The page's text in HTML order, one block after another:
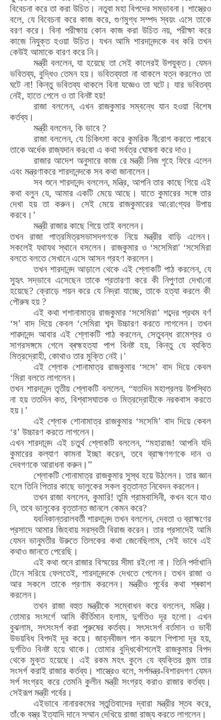
বিবেচনা করে তা করা উচিত। নতুবা মহা বিপদের সম্ভাবনা। শাস্ত্রেও
বলে, যে বিবেচনা করে কাজ করে, গুণমুগ্ধ সম্পদ স্বয়ং এসে তাকে
বরণ করে। বিনা পরীক্ষায় কোন কাজ করা উচিত নয়, পরীক্ষা করে
কাজে নিযুক্ত হওয়া উচিত। যখন আমি শারদানন্দকে বধ করি তখন
কেউই আমাকে বারণ করে নি।
মন্ত্রী বললেন,যা হয়েছে তা সেই কালেরই উপযুক্ত। যেমন
ভবিতব্য,বুদ্ধিও তেমন হয়। ভবিতব্যতা না থাকলে যত্ন করলেও তা
ঘটে না! কিন্তু ভবিতব্যথাকলে বিনা যজ্ঞেও তা ঘটে। যারভবিতব্য
নেই, হাতে পেলে ও তা বিনষ্ট হয়!
রাজা বললেন,এখন রাজকুমার সম্বন্ধে যান হওয়া বিশেষ
কর্তব্য।
মন্ত্রী বললেন, কি ভাবে ?
রাজা বললেন, যে চিকিৎসা করে কুমরিক নীরোগ করতে পারবে
তাকে অর্ধেক রাজ্যদান করবো এ কথা সর্বত্র ঘোষনা করে দাও ।
রাজার আদেশ অনুসারেকাজ রে মন্ত্রী নিজ গৃহে ফিরে এলেন
এবং মন্ত্রণাকরে শারদানন্দকে সব কথা জানালেন।
সব শুনে শারদানন্দ বললেন,মন্ত্রি, আপনি তার কাছে গিয়ে এই
কথা বলুন যে, আমার একটি মেয়ে আছে। যাতে কুমারের সঙ্গে তার
দেখা হয় তা করুন। সেই মেয়ে রাজকুমারের আরোগ্যের উপায়
করবে। ’
মন্ত্রী রাজার কাছে গিয়ে তাই বললেন।
তখন রাজা পাত্রমিত্রসভাসদগণকে নিয়ে মন্ত্রীর বাড়ি এলেন।
সকলেই যথাযথ স্থানে বসলেন। রাজকুমার ও ‘সসেমিরা' ‘সসেমিরা
বলতে বলতে সেখানে এসে আসন গ্রহণ করলেন।
তখন শারদানন্দ আড়ালে থেকে এই শ্লোকটি পাঠ করলেন, যে
সুহৃৎ সদ্ভাবে এসেছেন তাকে প্রতারণা করে কী নিপুণতা দেখানো
হয়েছে? ক্রোড়ে শয়ন করে যে নিদ্রা যাচ্ছে,তাকে হত্যা করলে কী
পৌরুষ হয় ?
এই কথা শশানামাত্র রাজকুমার ‘সসেমিরা’ শব্দের প্রথম বর্ণ
‘স’ বাদ দিয়ে কেবল ‘সেমিরা শব্দ উচ্চারণ করতে লাগলেন। তখন
শাৱদানন্দ আবার এই শ্লোকটি পাঠ করলেন, সেতুবন্ধ রামেশ্বর ও
সাগরসঙ্গমে গেলে ব্ৰহ্মহত্যা পাপ বিনষ্ট হয়,কিন্তু যে ব্যক্তি
মিত্রদ্রোহী, কোথাও তার মুক্তি নেই।'
এই শ্লোক শোনামাত্র রাজকুমার ‘সসে’ বাদ দিয়ে কেবল
‘মিরা বলতে লাগলেন।
তখন শারদানন্দ তৃতীয় শ্লোকটি বললেন, “যতদিন মহাপ্রলয় উপস্থিত
না হয় ততদিন কত, বিশ্বাসঘাতক ও মিত্রদ্রোহীকে নরকবাস করতে
হয়। ’
এই শ্লোক শোনামাত্র রাজকুমার ‘সসেমি’ বাদ দিয়ে কেবল
‘র’ উচ্চারণ করতে লাগলেন।
এখন শারদানন্দ এই চতুর্থ শ্লোকটি বললেন, “মহারাজ! আপনি যদি
কুমারের কল্যাণ কামনা ইচ্ছা করেন,তবে ব্রাহ্মণগণকে দান ও
দেবগণকে আরাধনা করুন।”
শ্লোকটিশোনামাত্র রাজকুমার সুস্থ হয়ে উঠলেন। তার জ্ঞান
হলে তিনি পিতার কাছে ভালুকের সকল বৃত্তান্ত নিবেদন করলেন।
তখন রাজা বললেন, কুমারি! তুমি গ্রামবাসিনী, কখন বনে যাও
নি,তবে ভালুকের বৃত্তান্ত জানলে কেমন করে?
যবনিকান্তরালবর্তী শারদানন্দ তখন বললেন, দেবতা ও ব্রাহ্মণের
প্রসাদে আমার জিহবায় সরস্বতী বিরাজ করেন। তার প্রসাদেই আমি
যেমন ভানুমতীর উরুতে তিলকের কথা জেনেছিলাম, সেই ভাবে এই
কথাও জানতে পেরেছি।
এই কথা শুনে রাজার বিস্ময়ের সীমা রইলোনা। তিনি পর্দাখানি
টেনে সরিয়ে ফেলতেই, শারদানন্দকে দেখতে পেলেন। তখন রাজা ও
আর সকলে তাকে প্রণাম করলেন। মন্ত্রীও পূর্বেরকথাশ্ৰকাশ
করলেন।
তখন রাজা বহুত মন্ত্রীকে সম্বোধন করে বললেন,মন্ত্রি।
তোমার সংসর্গে আমি কীর্তিমান হলাম,দুর্গতিও দূর হলো। এখন
বুঝলাম, সৎসংসর্গ করা পুরুষের কর্তব্য। সৎসংসর্গ বর্তমান ও ভাবী
উভয়বিধ বিপদই দূর কয়ে। জাহ্নবীজল পান কয়লে পিপাসা দূর হয়,
দুর্গতিও বিনষ্ট হয়ে থাকে। তোমার বুদ্ধিকৌশলেই রাজকুমার বিপদ
থেকে মুক্ত হয়েছে। এই রকম মহৎ কুলে যে ব্যক্তির জন্ম তার
সংসর্গ করাই রাজার কর্তব্য। শাস্ত্রেও বলে,সর্পমন্ত্র-বিশারদগণ যেমন
সর্প সংগ্রহ করে তেমনি কুলীন মন্ত্রী সংগ্রহ করাও রাজার কর্তব্য।
সেইরূপ মন্ত্রী গর্বের।
এইভাবে নানারকমের স্তুতিবাদের দ্বারা মন্ত্রীর স্তব করে,
তাঁকে বস্ত্র ইত্যাদি দানে সম্মান দেখিয়ে রাজা রাজ্য করতে লাগলেন।